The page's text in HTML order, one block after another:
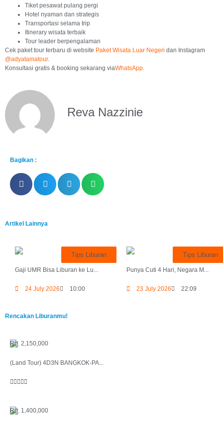
Tiket pesawat pulang pergi
Hotel nyaman dan strategis
Transportasi selama trip
Itinerary wisata terbaik
Tour leader berpengalaman
Cek paket tour terbaru di website Paket Wisata Luar Negeri dan Instagram
@adyatamatour.
Konsultasi gratis & booking sekarang viaWhatsApp.
Reva Nazzinie
Bagikan :
Artikel Lainnya
Tips Liburan
Gaji UMR Bisa Liburan ke Lu...
24 July 2026 10:00
Tips Liburan
Punya Cuti 4 Hari, Negara M...
23 July 2026 22:09
Rencakan Liburanmu!
Rp. 2,150,000
(Land Tour) 4D3N BANGKOK-PA...

Rp. 1,400,000